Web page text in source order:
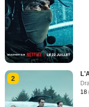
2
18